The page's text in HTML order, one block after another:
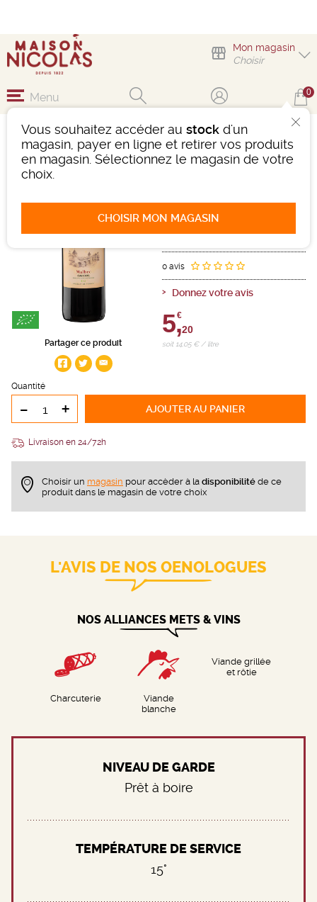
Mon magasin
Choisir
Vous souhaitez accéder au stock d'un
magasin, payer en ligne et retirer vos produits
en magasin. Sélectionnez le magasin de votre
choix.
CHOISIR MON MAGASIN
Menu 0
Partager ce produit
1/2 CAHORS CLOS LA
COUTALE
0 avis
Donnez votre avis
5,
€
20
soit 14,05 € / litre
Quantité
- + AJOUTERAU PANIER
Livraison en 24/72h
Choisir un magasin pour accèder à la disponibilité de ce
produit dans le magasin de votre choix
L'AVIS DE NOS OENOLOGUES
NOS ALLIANCES METS & VINS
Charcuterie
Viande
blanche
Viande grillée
et rôtie
NIVEAU DE GARDE
Prêt à boire
TEMPÉRATURE DE SERVICE
15°